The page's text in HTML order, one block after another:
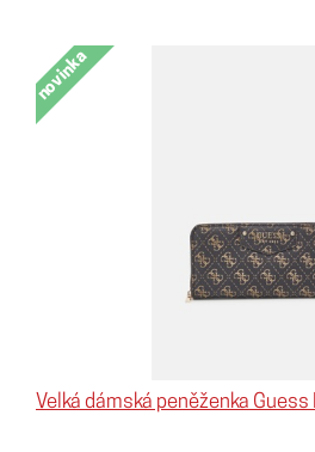
novinka
Velká dámská peněženka